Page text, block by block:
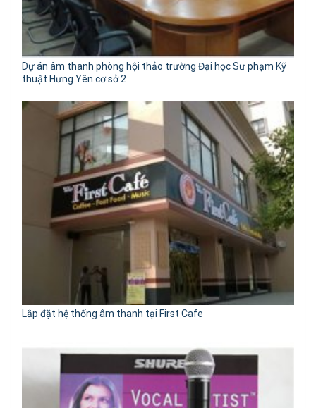
Dự án âm thanh phòng hội thảo trường Đại học Sư phạm Kỹ
thuật Hưng Yên cơ sở 2
Lắp đặt hệ thống âm thanh tại First Cafe